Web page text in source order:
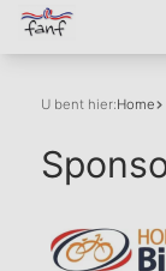
U bent hier:Home